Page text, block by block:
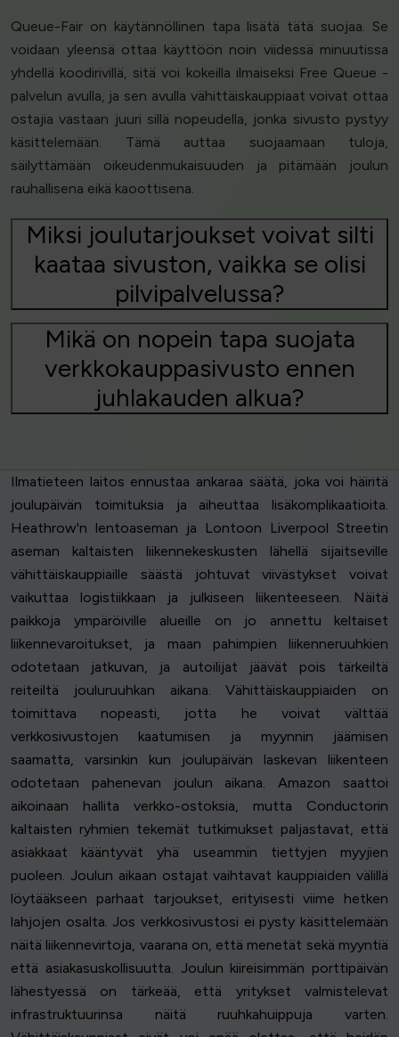
Queue-Fair on käytännöllinen tapa lisätä tätä suojaa. Se
voidaan yleensä ottaa käyttöön noin viidessä minuutissa
yhdellä koodirivillä, sitä voi kokeilla ilmaiseksi Free Queue -
palvelun avulla, ja sen avulla vähittäiskauppiaat voivat ottaa
ostajia vastaan juuri sillä nopeudella, jonka sivusto pystyy
käsittelemään. Tämä auttaa suojaamaan tuloja,
säilyttämään oikeudenmukaisuuden ja pitämään joulun
rauhallisena eikä kaoottisena.
Miksi joulutarjoukset voivat silti
kaataa sivuston, vaikka se olisi
pilvipalvelussa?
Mikä on nopein tapa suojata
verkkokauppasivusto ennen
juhlakauden alkua?
Ilmatieteen laitos ennustaa ankaraa säätä, joka voi häiritä
joulupäivän toimituksia ja aiheuttaa lisäkomplikaatioita.
Heathrow'n lentoaseman ja Lontoon Liverpool Streetin
aseman kaltaisten liikennekeskusten lähellä sijaitseville
vähittäiskauppiaille säästä johtuvat viivästykset voivat
vaikuttaa logistiikkaan ja julkiseen liikenteeseen. Näitä
paikkoja ympäröiville alueille on jo annettu keltaiset
liikennevaroitukset, ja maan pahimpien liikenneruuhkien
odotetaan jatkuvan, ja autoilijat jäävät pois tärkeiltä
reiteiltä jouluruuhkan aikana. Vähittäiskauppiaiden on
toimittava nopeasti, jotta he voivat välttää
verkkosivustojen kaatumisen ja myynnin jäämisen
saamatta, varsinkin kun joulupäivän laskevan liikenteen
odotetaan pahenevan joulun aikana. Amazon saattoi
aikoinaan hallita verkko-ostoksia, mutta Conductorin
kaltaisten ryhmien tekemät tutkimukset paljastavat, että
asiakkaat kääntyvät yhä useammin tiettyjen myyjien
puoleen. Joulun aikaan ostajat vaihtavat kauppiaiden välillä
löytääkseen parhaat tarjoukset, erityisesti viime hetken
lahjojen osalta. Jos verkkosivustosi ei pysty käsittelemään
näitä liikennevirtoja, vaarana on, että menetät sekä myyntiä
että asiakasuskollisuutta. Joulun kiireisimmän porttipäivän
lähestyessä on tärkeää, että yritykset valmistelevat
infrastruktuurinsa näitä ruuhkahuippuja varten.